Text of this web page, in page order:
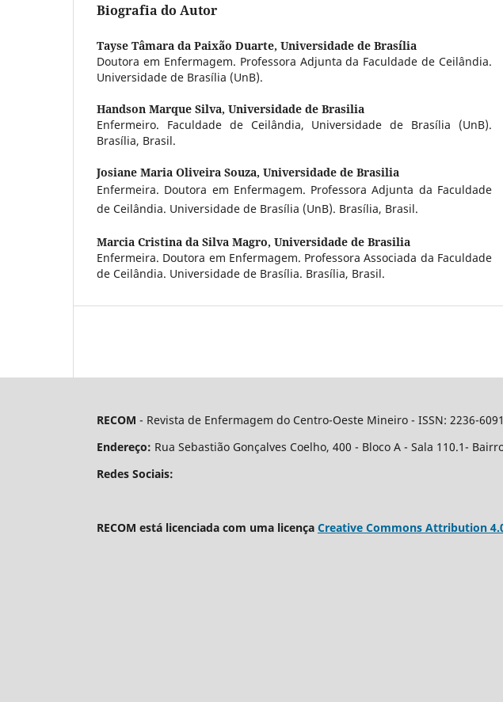
Biografia do Autor
Tayse Tâmara da Paixão Duarte, Universidade de Brasília
Doutora em Enfermagem. Professora Adjunta da Faculdade de Ceilândia.
Universidade de Brasília (UnB).
Handson Marque Silva, Universidade de Brasilia
Enfermeiro. Faculdade de Ceilândia, Universidade de Brasília (UnB).
Brasília, Brasil.
Josiane Maria Oliveira Souza, Universidade de Brasilia
Enfermeira. Doutora em Enfermagem. Professora Adjunta da Faculdade
de Ceilândia. Universidade de Brasília (UnB). Brasília, Brasil.
Marcia Cristina da Silva Magro, Universidade de Brasilia
Enfermeira. Doutora em Enfermagem. Professora Associada da Faculdade
de Ceilândia. Universidade de Brasília. Brasília, Brasil.
RECOM - Revista de Enfermagem do Centro-Oeste Mineiro - ISSN: 2236-
Endereço: Rua Sebastião Gonçalves Coelho, 400 - Bloco A - Sala 110.1-
Redes Sociais:
RECOM está licenciada com uma licença Creative Commons Attribution